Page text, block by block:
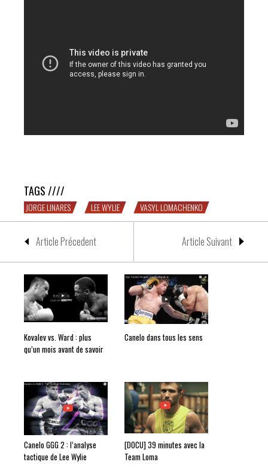
TAGS ////
JORGE LINARES LEE WYLIE VASYL LOMACHENKO
Article Précedent Article Suivant
Kovalev vs. Ward : plus
qu’un mois avant de savoir
Canelo dans tous les sens
Canelo GGG 2 : l’analyse
tactique de Lee Wylie
[DOCU] 39 minutes avec la
Team Loma